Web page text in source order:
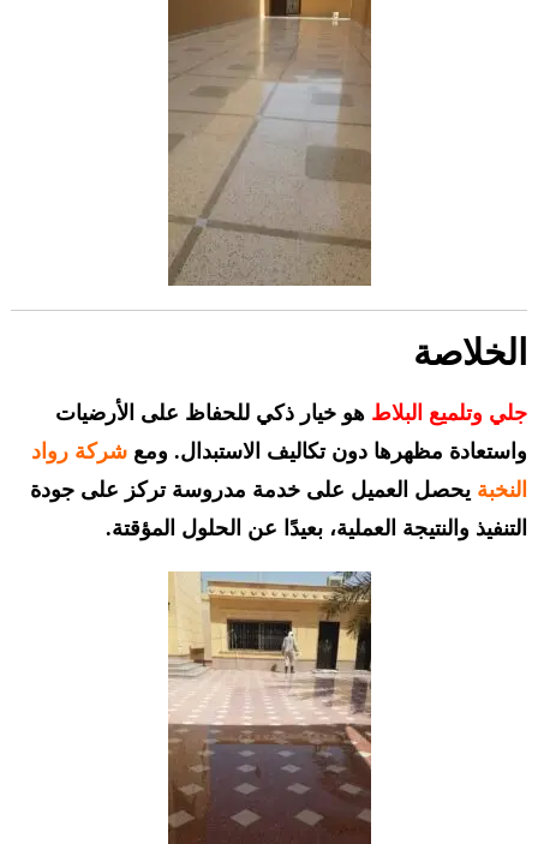
الخلاصة
جلي وتلميع البلاط هو خيار ذكي للحفاظ على الأرضيات
واستعادة مظهرها دون تكاليف الاستبدال. ومع شركة رواد
النخبة يحصل العميل على خدمة مدروسة تركز على جودة
التنفيذ والنتيجة العملية، بعيدًا عن الحلول المؤقتة.